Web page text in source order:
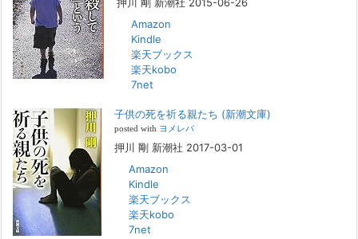
す[...]
FBS福岡放送『目撃者f』出演情報
2022年2月27日
本日（日曜）深夜1時25分～FBS福岡放送『目撃者f』で、（株）トキワ
されます。「俺がつなげてやる～コワモテ“説得屋”の生き様～」続きを
[...]
人と“直接”向き合うことの価値
2022年1月14日
2022年になりました。すでに言い尽くされていることではありますが、
コロナ禍は、日々の生活や生き方そのものを考える機会となりました。
押川 剛 新潮社 2015-06-26
Amazon
Kindle
楽天ブックス
楽天kobo
7net
子供の死を祈る親たち (新潮文庫)
posted with ヨメレバ
押川 剛 新潮社 2017-03-01
Amazon
Kindle
楽天ブックス
楽天kobo
7net